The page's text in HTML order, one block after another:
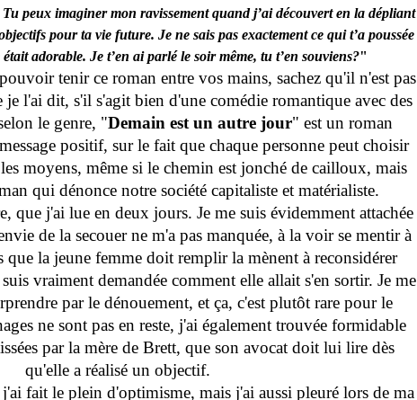
peux imaginer mon ravissement quand j’ai découvert en la dépliant
pour ta vie future. Je ne sais pas exactement ce qui t’a poussée
adorable. Je t’en ai parlé le soir même, tu t’en souviens?"
tenir ce roman entre vos mains, sachez qu'il n'est pas
je l'ai dit, s'il s'agit bien d'une comédie romantique avec des
le genre, "Demain est un autre jour" est un roman
positif, sur le fait que chaque personne peut choisir
moyens, même si le chemin est jonché de cailloux, mais
qui dénonce notre société capitaliste et matérialiste.
que j'ai lue en deux jours. Je me suis évidemment attachée
de la secouer ne m'a pas manquée, à la voir se mentir à
que la jeune femme doit remplir la mènent à reconsidérer
vraiment demandée comment elle allait s'en sortir. Je me
par le dénouement, et ça, c'est plutôt rare pour le
ne sont pas en reste, j'ai également trouvée formidable
par la mère de Brett, que son avocat doit lui lire dès
qu'elle a réalisé un objectif.
fait le plein d'optimisme, mais j'ai aussi pleuré lors de ma